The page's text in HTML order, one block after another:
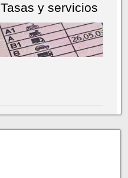
Tasas y servicios